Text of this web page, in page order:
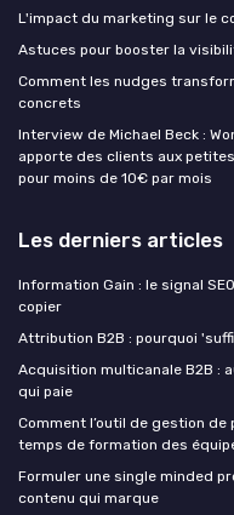
L'impact du marketing sur le
Astuces pour booster la
Comment les nudges
concrets
Interview de Michael Beck :
apporte des clients aux
pour moins de 10€ par mois
Les derniers articles
Information Gain : le signal
copier
Attribution B2B : pourquoi
Acquisition multicanale B2B :
qui paie
Comment l’outil de gestion
temps de formation des
Formuler une single minded
contenu qui marque